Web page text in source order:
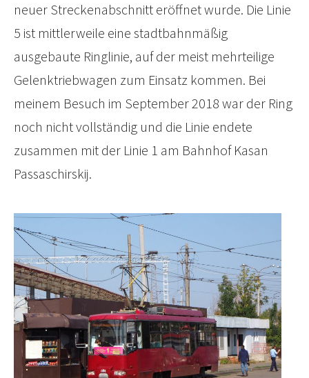
neuer Streckenabschnitt eröffnet wurde. Die Linie
5 ist mittlerweile eine stadtbahnmäßig
ausgebaute Ringlinie, auf der meist mehrteilige
Gelenktriebwagen zum Einsatz kommen. Bei
meinem Besuch im September 2018 war der Ring
noch nicht vollständig und die Linie endete
zusammen mit der Linie 1 am Bahnhof Kasan
Passaschirskij.